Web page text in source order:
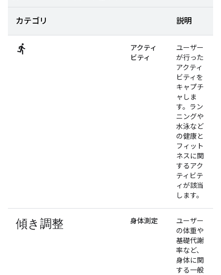
カテゴリ 説明
directions_run
アクティ
ビティ
ユーザー
が行った
アクティ
ビティを
キャプチ
ャしま
す。ラン
ニングや
水泳など
の健康と
フィット
ネスに関
するアク
ティビテ
ィが該当
します。
傾き調整 身体測定
ユーザー
の体重や
基礎代謝
率など、
身体に関
する一般